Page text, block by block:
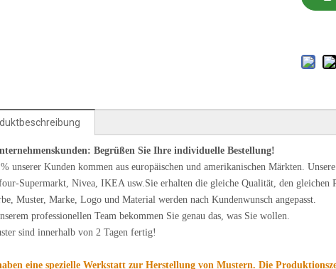
Begrüßen Sie Ihre individuelle Bestellung!
unserer Kunden kommen aus europäischen und amerikanischen Märkten.
Supermarkt, Nivea, IKEA usw.Sie erhalten die gleiche Qualität, den gleichen
Muster, Marke, Logo und Material werden nach Kundenwunsch angepasst.
professionellen Team bekommen Sie genau das, was Sie wollen.
sind innerhalb von 2 Tagen fertig!
eine spezielle Werkstatt zur Herstellung von Mustern. Die